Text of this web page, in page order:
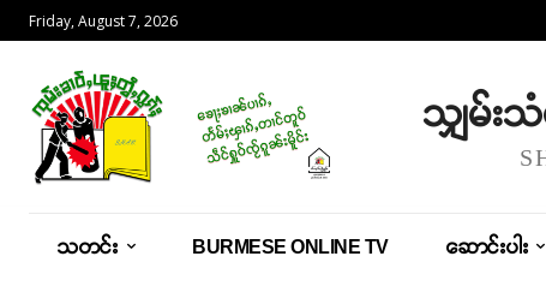
Friday, August 7, 2026
သျှမ်း
သတင်း BURMESE ONLINE TV ဆောင်းပါး